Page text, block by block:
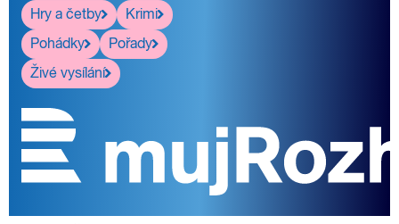
Hry a četby
Krimi
Pohádky
Pořady
Živé vysílání